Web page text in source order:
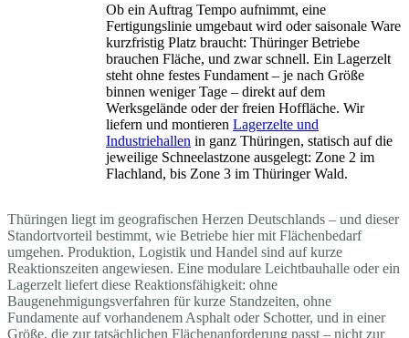
Ob ein Auftrag Tempo aufnimmt, eine
Fertigungslinie umgebaut wird oder saisonale Ware
kurzfristig Platz braucht: Thüringer Betriebe
brauchen Fläche, und zwar schnell. Ein Lagerzelt
steht ohne festes Fundament – je nach Größe
binnen weniger Tage – direkt auf dem
Werksgelände oder der freien Hoffläche. Wir
liefern und montieren Lagerzelte und
Industriehallen in ganz Thüringen, statisch auf die
jeweilige Schneelastzone ausgelegt: Zone 2 im
Flachland, bis Zone 3 im Thüringer Wald.
Thüringen liegt im geografischen Herzen Deutschlands – und dieser
Standortvorteil bestimmt, wie Betriebe hier mit Flächenbedarf
umgehen. Produktion, Logistik und Handel sind auf kurze
Reaktionszeiten angewiesen. Eine modulare Leichtbauhalle oder ein
Lagerzelt liefert diese Reaktionsfähigkeit: ohne
Baugenehmigungsverfahren für kurze Standzeiten, ohne
Fundamente auf vorhandenem Asphalt oder Schotter, und in einer
Größe, die zur tatsächlichen Flächenanforderung passt – nicht zur